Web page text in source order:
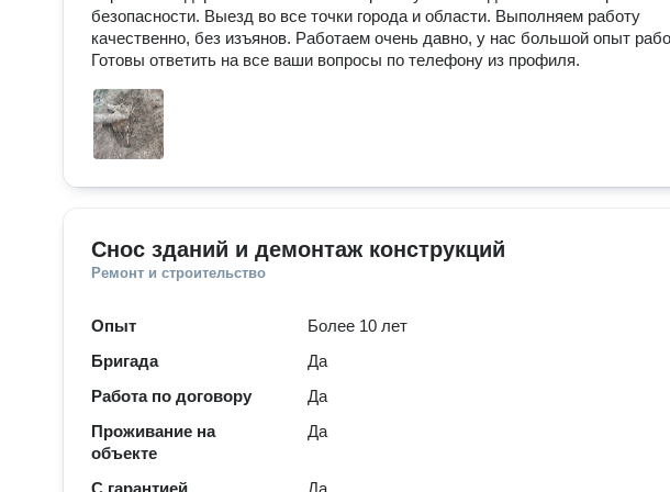
безопасности. Выезд во все точки города и области. Выполняем работу
качественно, без изъянов. Работаем очень давно, у нас большой опыт
Готовы ответить на все ваши вопросы по телефону из профиля.
Снос зданий и демонтаж конструкций
Ремонт и строительство
Опыт
Более 10 лет
Бригада
Да
Работа по договору
Да
Проживание на
объекте
Да
С гарантией Да